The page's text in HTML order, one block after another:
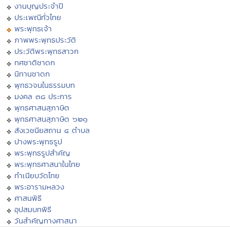
งานบุญประจำปี
ประเพณีทั่วไทย
พระพุทธเจ้า
ภาพพระพุทธประวัติ
ประวัติพระพุทธสาวก
ทศชาติชาดก
นิทานชาดก
พุทธวจนในธรรมบท
มงคล ๓๘ ประการ
พุทธศาสนสุภาษิต
พุทธศาสนสุภาษิต ๖๒๑
สังเวชนียสถาน ๔ ตำบล
ปางพระพุทธรูป
พระพุทธรูปสำคัญ
พระพุทธศาสนาในไทย
ทำเนียบวัดไทย
พระอารามหลวง
ศาสนพิธี
อุปสมบทพิธี
วันสำคัญทางศาสนา